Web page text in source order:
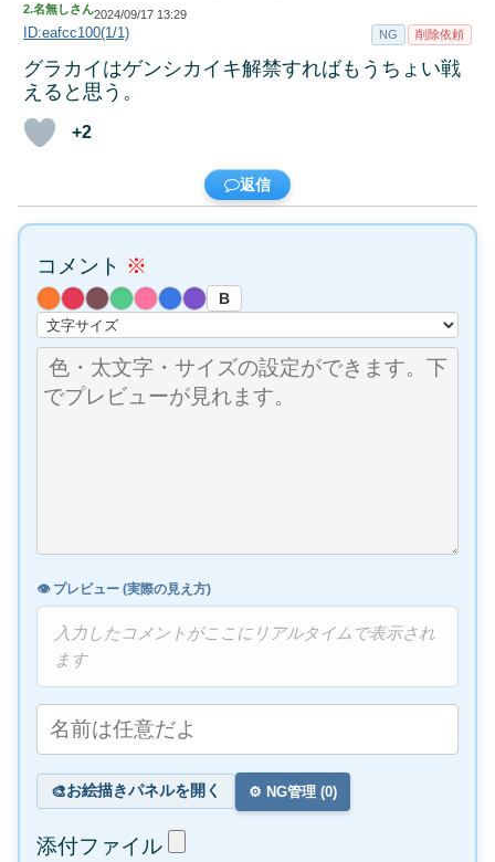
2.名無しさん2024/09/17 13:29
ID:eafcc100(1/1) NG 削除依頼
グラカイはゲンシカイキ解禁すればもうちょい戦
えると思う。
+2
返信
コメント ※
B
👁️ プレビュー (実際の見え方)
入力したコメントがここにリアルタイムで表示され
ます
🎨お絵描きパネルを開く ⚙️ NG管理 (0)
添付ファイル